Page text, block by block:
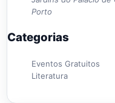
Porto
Categorias
Eventos Gratuitos
Literatura